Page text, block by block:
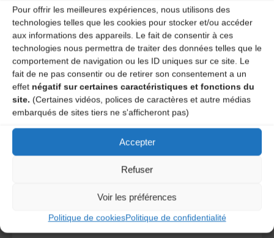
Pour offrir les meilleures expériences, nous utilisons des
technologies telles que les cookies pour stocker et/ou accéder
aux informations des appareils. Le fait de consentir à ces
technologies nous permettra de traiter des données telles que le
comportement de navigation ou les ID uniques sur ce site. Le
fait de ne pas consentir ou de retirer son consentement a un
effet négatif sur certaines caractéristiques et fonctions du
site. (Certaines vidéos, polices de caractères et autre médias
embarqués de sites tiers ne s'afficheront pas)
Accepter
Refuser
Voir les préférences
Politique de cookiesPolitique de confidentialité
marchant, seul sur la montagne, sans la montagne, sans
les pas, sans moi, sans rien, … que le vent.
1 – Les Passeurs – Ils étaient bien là… j’y étais.
Notions d’interprétation dans le chant traditionnel en
Haute Auvergne
A DECOUVRIR :